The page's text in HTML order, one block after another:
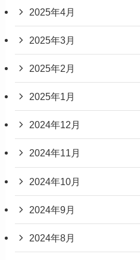
2025年4月
2025年3月
2025年2月
2025年1月
2024年12月
2024年11月
2024年10月
2024年9月
2024年8月